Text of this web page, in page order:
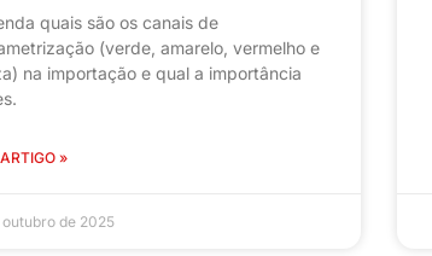
quais são os canais de
(verde, amarelo, vermelho e
na importação e qual a importância
»
outubro de 2025